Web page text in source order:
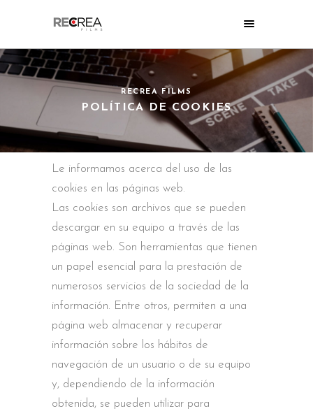
RECREA FILMS
POLÍTICA DE COOKIES
Le informamos acerca del uso de las
cookies en las páginas web.
Las cookies son archivos que se pueden
descargar en su equipo a través de las
páginas web. Son herramientas que tienen
un papel esencial para la prestación de
numerosos servicios de la sociedad de la
información. Entre otros, permiten a una
página web almacenar y recuperar
información sobre los hábitos de
navegación de un usuario o de su equipo
y, dependiendo de la información
obtenida, se pueden utilizar para